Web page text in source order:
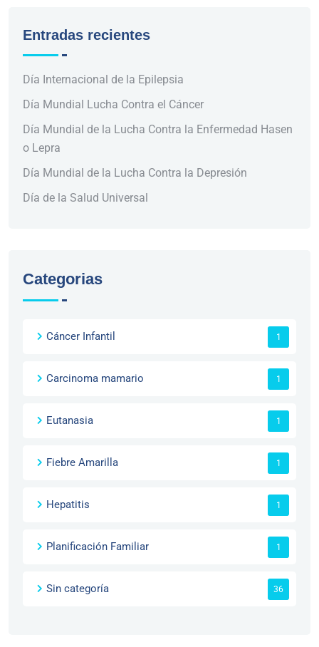
Entradas recientes
Día Internacional de la Epilepsia
Día Mundial Lucha Contra el Cáncer
Día Mundial de la Lucha Contra la Enfermedad Hasen
o Lepra
Día Mundial de la Lucha Contra la Depresión
Día de la Salud Universal
Categorias
Cáncer Infantil 1
Carcinoma mamario 1
Eutanasia 1
Fiebre Amarilla 1
Hepatitis 1
Planificación Familiar 1
Sin categoría 36